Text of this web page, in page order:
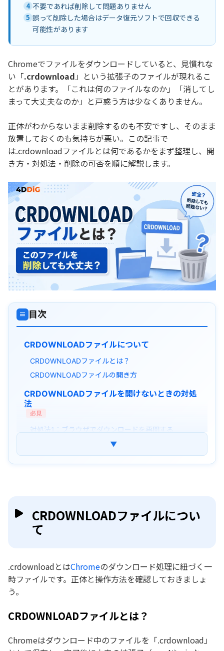
4 不要であれば削除して問題ありません
5 誤って削除した場合はデータ復元ソフトで回収できる
可能性があります
Chromeでファイルをダウンロードしていると、見慣れな
い「.crdownload 」という拡張子のファイルが現れるこ
とがあります。「これは何のファイルなのか」「消してし
まって大丈夫なのか」と戸惑う方は少なくありません。
正体がわからないまま削除するのも不安ですし、そのまま
放置しておくのも気持ちが悪い。この記事で
は.crdownloadファイルとは何であるかをまず整理し、開
き方・対処法・削除の可否を順に解説します。
≡ 目次
CRDOWNLOADファイルについて
CRDOWNLOADファイルとは？
CRDOWNLOADファイルの開き方
CRDOWNLOADファイルを開けないときの対処
法
必見
対処法1：ブラウザでダウンロードを再開する
対処法2：拡張子を直接書き換える
対処法3：ファイルを最初から再ダウンロードする
CRDOWNLOADファイルに関するよくある質問
▼
CRDOWNLOADファイルについ
て
.crdownloadとはChromeのダウンロード処理に紐づく一
時ファイルです。正体と操作方法を確認しておきましょ
う。
CRDOWNLOADファイルとは？
Chromeはダウンロード中のファイルを「.crdownload」